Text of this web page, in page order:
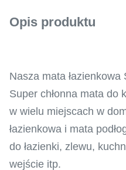
Opis produktu
Nasza mata
Super chłonna mata do
w wielu miejscach w
łazienkowa i mata
do łazienki, zlewu,
wejście itp.